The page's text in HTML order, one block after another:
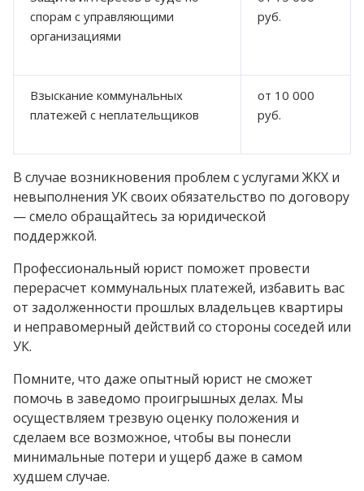
спорам с управляющими
организациями
руб.
Взыскание коммунальных
платежей с неплательщиков
от 10 000
руб.
В случае возникновения проблем с услугами ЖКХ и
невыполнения УК своих обязательство по договору
— смело обращайтесь за юридической
поддержкой.
Профессиональный юрист поможет провести
перерасчет коммунальных платежей, избавить вас
от задолженности прошлых владельцев квартиры
и неправомерный действий со стороны соседей или
УК.
Помните, что даже опытный юрист не сможет
помочь в заведомо проигрышных делах. Мы
осуществляем трезвую оценку положения и
сделаем все возможное, чтобы вы понесли
минимальные потери и ущерб даже в самом
худшем случае.